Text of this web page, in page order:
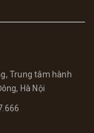
Trung tâm hành
Hà Nội